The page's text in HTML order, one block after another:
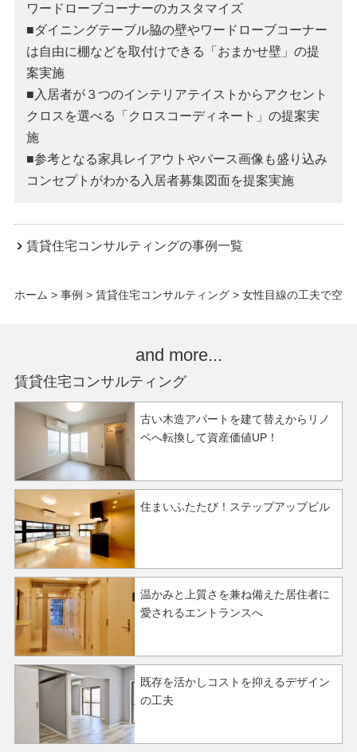
ワードローブコーナーのカスタマイズ
■ダイニングテーブル脇の壁やワードローブコーナー
は自由に棚などを取付けできる「おまかせ壁」の提
案実施
■入居者が３つのインテリアテイストからアクセント
クロスを選べる「クロスコーディネート」の提案実
施
■参考となる家具レイアウトやパース画像も盛り込み
コンセプトがわかる入居者募集図面を提案実施
賃貸住宅コンサルティングの事例一覧
ホーム > 事例 > 賃貸住宅コンサルティング> 女性目線の工夫で空
and more...
賃貸住宅コンサルティング
古い木造アパートを建て替えからリノ
ベへ転換して資産価値UP！
住まいふたたび！ステップアップビル
温かみと上質さを兼ね備えた居住者に
愛されるエントランスへ
既存を活かしコストを抑えるデザイン
の工夫